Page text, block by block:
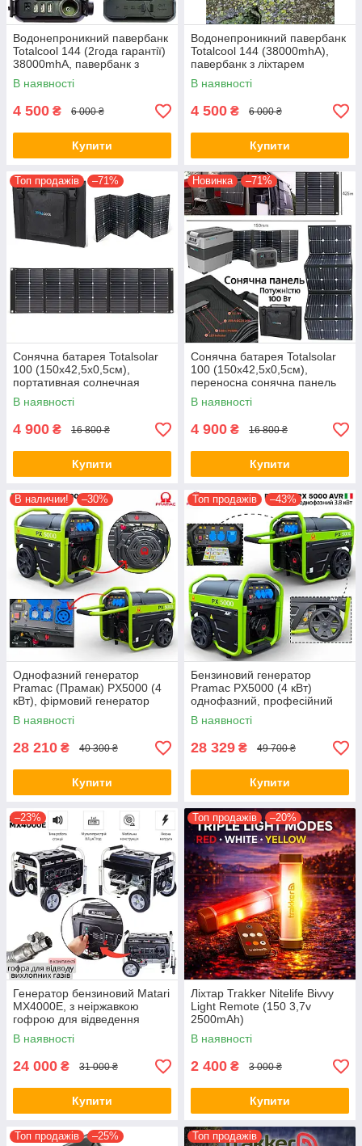
Водонепроникний павербанк
Totalcool 144 (2года гарантії)
38000mhA, павербанк з
ліхтарем (червоне, біле
світло)
В наявності
4 500 ₴ 6 000 ₴
Купити
Водонепроникний павербанк
Totalcool 144 (38000mhA),
павербанк з ліхтарем
(червоне, біле світло)
В наявності
4 500 ₴ 6 000 ₴
Купити
Топ продажів –71%
Сонячна батарея Totalsolar
100 (150х42,5х0,5см),
портативная солнечная
панель Totalsolar
В наявності
4 900 ₴ 16 800 ₴
Купити
Новинка –71%
Сонячна батарея Totalsolar
100 (150х42,5х0,5см),
переносна сонячна панель
Totalsolar
В наявності
4 900 ₴ 16 800 ₴
Купити
В наличии! –30%
Однофазний генератор
Pramac (Прамак) PX5000 (4
кВт), фірмовий генератор
для часного будинку Pramac
(Італія)
В наявності
28 210 ₴ 40 300 ₴
Купити
Топ продажів –43%
Бензиновий генератор
Pramac PX5000 (4 кВт)
однофазний, професійний
генератор Pramac (Італія)
В наявності
28 329 ₴ 49 700 ₴
Купити
–23%
Генератор бензиновий Matari
MX4000E, з неіржавкою
гофрою для відведення
вихлопних газів
В наявності
24 000 ₴ 31 000 ₴
Купити
Топ продажів –20%
Ліхтар Trakker Nitelife Bivvy
Light Remote (150 3,7v
2500mAh)
В наявності
2 400 ₴ 3 000 ₴
Купити
Топ продажів –25% Топ продажів